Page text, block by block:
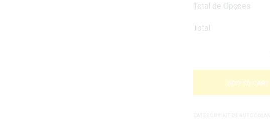
Total de Opções
Total
ADD TO CART